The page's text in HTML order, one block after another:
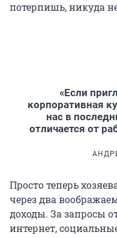
потерпишь, никуда
«Если
корпоративная
нас в
отличается от
Просто теперь
через два
доходы. За запросы
интернет,